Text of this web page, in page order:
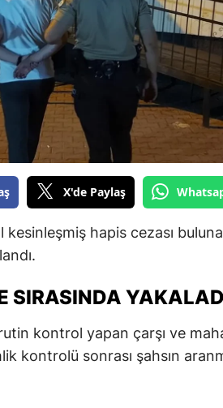
Bilecik
Bingöl
Bitlis
Bolu
Burdur
Bursa
Çankırı
Diyarbakır
X'de Paylaş
kesinleşmiş hapis cezası
SIRASINDA
kontrol yapan çarşı ve
kontrolü sonrası şahsın